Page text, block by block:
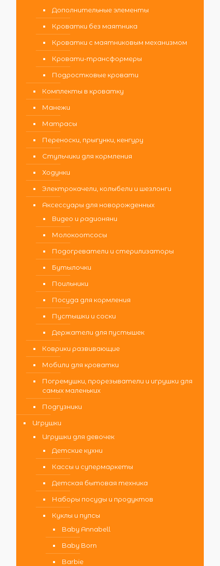
Дополнительные элементы
Кроватки без маятника
Кроватки с маятниковым механизмом
Кровати-трансформеры
Подростковые кровати
Комплекты в кроватку
Манежи
Матрасы
Переноски, прыгунки, кенгуру
Стульчики для кормления
Ходунки
Электрокачели, колыбели и шезлонги
Аксессуары для новорожденных
Видео и радионяни
Молокоотсосы
Подогреватели и стерилизаторы
Бутылочки
Поильники
Посуда для кормления
Пустышки и соски
Держатели для пустышек
Коврики развивающие
Мобили для кроватки
Погремушки, прорезыватели и игрушки для
самых маленьких
Подгузники
Игрушки
Игрушки для девочек
Детские кухни
Кассы и супермаркеты
Детская бытовая техника
Наборы посуды и продуктов
Куклы и пупсы
Baby Annabell
Baby Born
Barbie